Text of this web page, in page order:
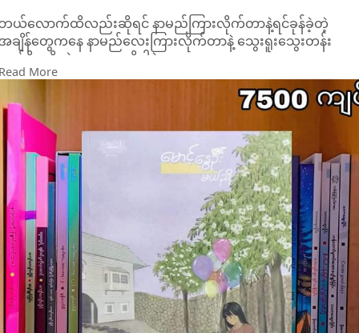
ယ်လောက်ထိလည်းဆိုရင် နာမည်ကြားလိုက်တာနဲ့ရင်ခုန်ခဲ့တဲ့
ချိန်တွေကနေ နာမည်လေးကြားလိုက်တာနဲ့ သွေးရူးသွေးတန်း
ော်ငိုနေမိတဲ့နေ့တွေအထိပါပဲ ။
ောင်က အဲ့ဒီလို ကျွန်မဘဝကို စိုးမိုးခဲ့တယ် ။ ဟုတ်တယ် မောင်က
ျွန်မကို အဲ့လိုအရူးတစ်ပိုင်း ဖြစ်စေခဲ့တယ် ။ မောင်က ကျွန်မရဲ့
ချစ်ဦးမို့ ကျွန်မရူးတာလား
ချစ်ဖူးခဲ့လို့ပဲ ကျွန်မရူးခဲ့တာလား သေသေချာချာ ကျွန်မမသိ ။
ါပေမဲ့ သေချာတစ်ခုကတော့ ကျွန်မ မောင့်လောက်ဘယ်သူ့ကိုမှ မ
ျစ်ခဲ့ဖူးဘူး ။ အချစ်ဦးကို မြေးဦးရတဲ့အထိမမေ့ဘူးတဲ့ ဟုတ်ပါ
ယ် ကျွန်မဖြင့် မောင့်ကို မေ့သွားတဲ့ နေ့ဆိုတာကို မရှိခဲ့ပါဘူး ။
ောင်ကလေ ကျွန်မ သိပ်မြတ်နိုးရတဲ့ ကံ့ကော်ပန်းကလေးလိုပဲ ။ မခူး
က် မပန်ရက် မချွေရက်လေး ။မောင့်ကို ကျွန်မရူးလောက်အောင်
ျစ်တယ် ချစ်ခဲ့တယ် ပြီးတော့ ချစ်နေဆဲ ။
ောကကြီးကို တောင်းဆိုလို့ရမယ်ဆိုရင် ကျွန်မတောင်းဆိုချင်တယ်
တစ်ဘဝစာအတွက်မှမဟုတ် တစ်ခဏတာလေးတောင် ပေးမတွေ့ပ
လား လို့ ….
More